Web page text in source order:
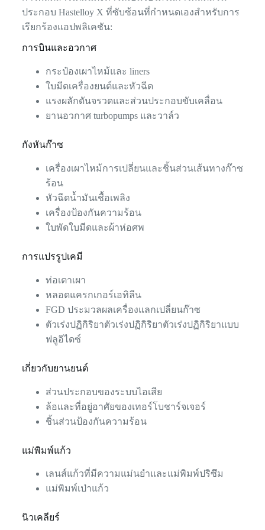
ประกอบ Hastelloy X ที่ซับซ้อนที่กำหนดเองสำหรับการ
เรียกร้องแอปพลิเคชัน:
การบินและอวกาศ
กระป๋องเผาไหม้และ liners
ใบมีดเครื่องยนต์และหัวฉีด
แรงผลักดันจรวดและส่วนประกอบขับเคลื่อน
ยานอวกาศ turbopumps และวาล์ว
กังหันก๊าซ
เครื่องเผาไหม้การเปลี่ยนและชิ้นส่วนเส้นทางก๊าซ
ร้อน
หัวฉีดน้ำมันเชื้อเพลิง
เครื่องป้องกันความร้อน
ใบพัดใบมีดและผ้าห่อศพ
การแปรรูปเคมี
ท่อเตาเผา
หลอดแครกเกอร์เอทิลีน
FGD ประมวลผลเครื่องแลกเปลี่ยนก๊าซ
ตัวเร่งปฏิกิริยาตัวเร่งปฏิกิริยาตัวเร่งปฏิกิริยาแบบ
ฟลูอิไดซ์
เกี่ยวกับยานยนต์
ส่วนประกอบของระบบไอเสีย
ล้อและที่อยู่อาศัยของเทอร์โบชาร์จเจอร์
ชิ้นส่วนป้องกันความร้อน
แม่พิมพ์แก้ว
เลนส์แก้วที่มีความแม่นยำและแม่พิมพ์ปริซึม
แม่พิมพ์เป่าแก้ว
นิวเคลียร์